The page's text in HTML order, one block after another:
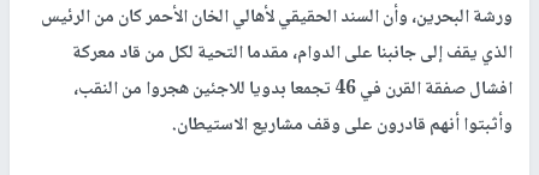
ورشة البحرين، وأن السند الحقيقي لأهالي الخان الأحمر كان من الرئيس
الذي يقف إلى جانبنا على الدوام، مقدما التحية لكل من قاد معركة
افشال صفقة القرن في 46 تجمعا بدويا للاجئين هجروا من النقب،
وأثبتوا أنهم قادرون على وقف مشاريع الاستيطان.